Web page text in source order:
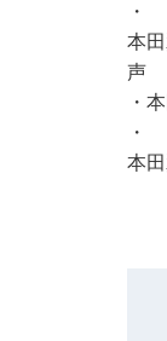
・
本
声
・
・
本